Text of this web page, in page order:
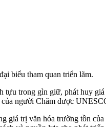
biểu tham quan triển lãm.
tựu trong gìn giữ, phát huy
người Chăm được
giá trị văn hóa trường tồn